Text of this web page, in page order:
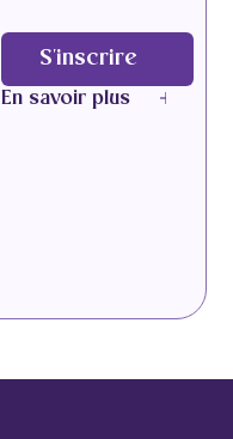
S'inscrire
En savoir plus